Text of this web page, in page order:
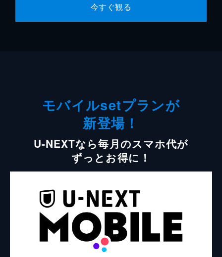
今すぐ観る
モバイルsetプランが
新登場！
U-NEXTなら毎月のスマホ代が
ずっとお得に！